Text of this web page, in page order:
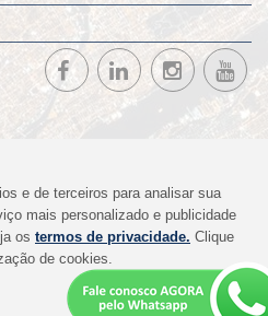
, All rights reserved 2018
Início Trabalhe Conosco
e de terceiros para analisar sua
mais personalizado e publicidade
os termos de privacidade. Clique
de cookies.